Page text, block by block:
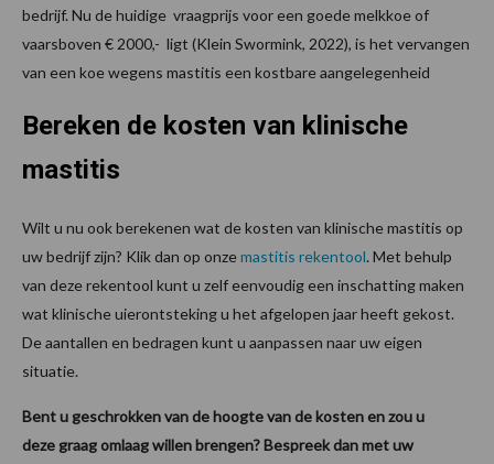
bedrijf. Nu de huidige vraagprijs voor een goede melkkoe of
vaarsboven € 2000,- ligt (Klein Swormink, 2022), is het vervangen
van een koe wegens mastitis een kostbare aangelegenheid
Bereken de kosten van klinische
mastitis
Wilt u nu ook berekenen wat de kosten van klinische mastitis op
uw bedrijf zijn? Klik dan op onzemastitis rekentool. Met behulp
van deze rekentool kunt u zelf eenvoudig een inschatting maken
wat klinische uierontsteking u het afgelopen jaar heeft gekost.
De aantallen en bedragen kunt u aanpassen naar uw eigen
situatie.
Bent u geschrokken van de hoogte van de kosten en zou u
deze graag omlaag willen brengen? Bespreek dan met uw